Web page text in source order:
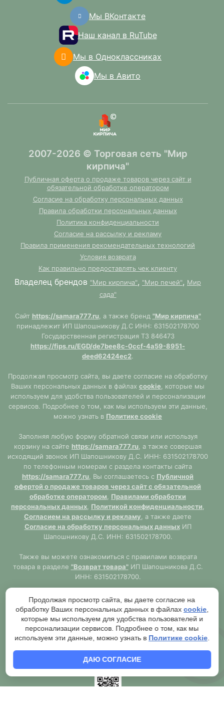
Мы ВКонтакте
Наш канал в RuTube
Мы в Одноклассниках
Мы в Авито
2007-2026 © Торговая сеть "Мир
кирпича"
Публичная оферта о продаже товаров через сайт и
обязательной обработке оператором
Согласие на обработку персональных данных
Правила обработки персональных данных
Политика конфиденциальности
Согласие на рассылку и рекламу
Правила применения рекомендательных технологий
Условия возврата
Как правильно предоставлять чек клиенту
Владелец брендов "Мир кирпича", "Мир печей", Мир
сада"
Сайт https://samara777.ru, а также бренд "Мир кирпича"
принадлежит ИП Шапошникову Д.С ИНН: 631502178700
Государственная регистрация ТЗ 846473
https://fips.ru/EGD/de7bee8c-0ccf-4a59-8951-
deed62424ec2.
Продолжая просмотр сайта, вы даете согласие на обработку
Ваших персональных данных в файлах cookie , которые мы
используем для удобства пользователей и персонализации
сервисов. Подробнее о том, как мы используем эти данные,
можно узнать в Политике cookie
Заполняя любую форму обратной связи или используя
корзину на сайте https://samara777.ru , а также совершая
исходящий звонок ИП Шапошникову Д.С. ИНН: 631502178700
по телефонным номерам с раздела контакты сайта
https://samara777.ru , Вы соглашаетесь с Публичной
офертой о продаже товаров через сайт с обязательной
обработке оператором
Правилами обработки
персональных данных Политикой конфиденциальности
Согласием на рассылку и рекламу , а также даете
Согласие на обработку персональных данныхИП
Шапошникову Д.С. ИНН: 631502178700.
Также вы можете ознакомиться с правилами возврата
товара в разделе "Возврат товара"ИП Шапошникова Д.С.
ИНН: 631502178700.
https://samara777.ru
не является публичной офертой,
ВСЯ информация размещена в ознакомительных целях.
Согласно правилам описанным в разделе"Публичная
оферта"публичная оферта используется только при
обязательном оформлении заказа через Оператора сайта
чека.
Продолжая просмотр сайта, вы даете согласие на
обработку Ваших персональных данных в файлах cookie
которые мы используем для удобства пользователей и
персонализации сервисов. Подробнее о том, как мы
используем эти данные, можно узнать в Политике cookie
ДАЮ СОГЛАСИЕ